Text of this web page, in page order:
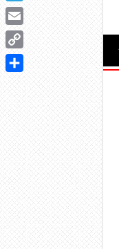
Telegram
Email
Copy
Link